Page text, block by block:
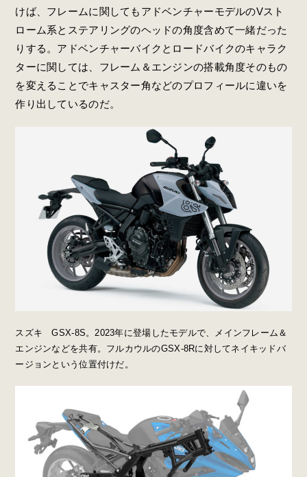
けば、フレームに関してもアドベンチャーモデルのVスト
ローム系とステアリングのヘッドの角度含めて一緒だった
りする。アドベンチャーバイクとロードバイクのキャラク
ターに関しては、フレーム＆エンジンの搭載角度そのもの
を変えることでキャスター角などのプロフィールに違いを
作り出しているのだ。
スズキ GSX-8S。2023年に登場したモデルで、メインフレーム＆
エンジンなどを共有。フルカウルのGSX-8Rに対してネイキッドバ
ージョンという位置付けだ。